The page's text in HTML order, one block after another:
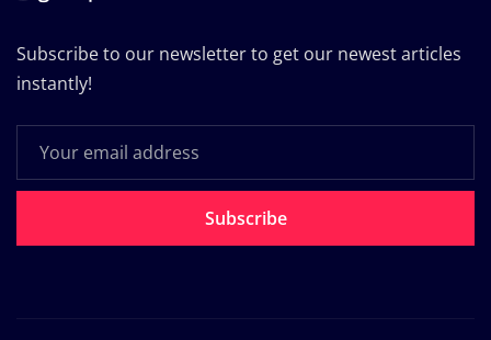
Subscribe to our newsletter to get our newest articles
instantly!
Subscribe